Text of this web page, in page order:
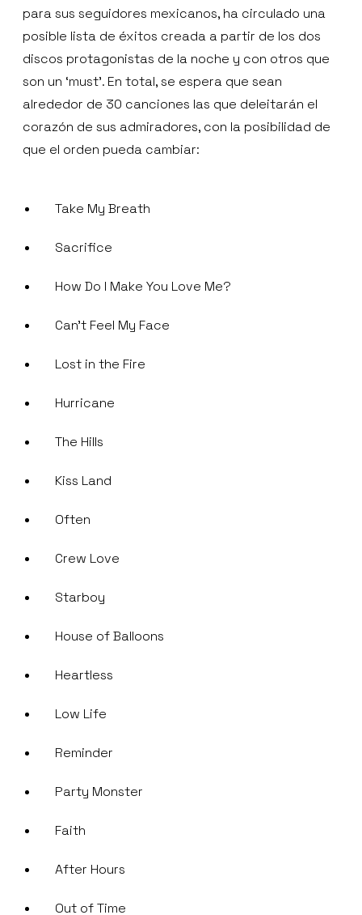
para sus seguidores mexicanos, ha circulado una
posible lista de éxitos creada a partir de los dos
discos protagonistas de la noche y con otros que
son un ‘must’. En total, se espera que sean
alrededor de 30 canciones las que deleitarán el
corazón de sus admiradores, con la posibilidad de
que el orden pueda cambiar:
Take My Breath
Sacrifice
How Do I Make You Love Me?
Can’t Feel My Face
Lost in the Fire
Hurricane
The Hills
Kiss Land
Often
Crew Love
Starboy
House of Balloons
Heartless
Low Life
Reminder
Party Monster
Faith
After Hours
Out of Time